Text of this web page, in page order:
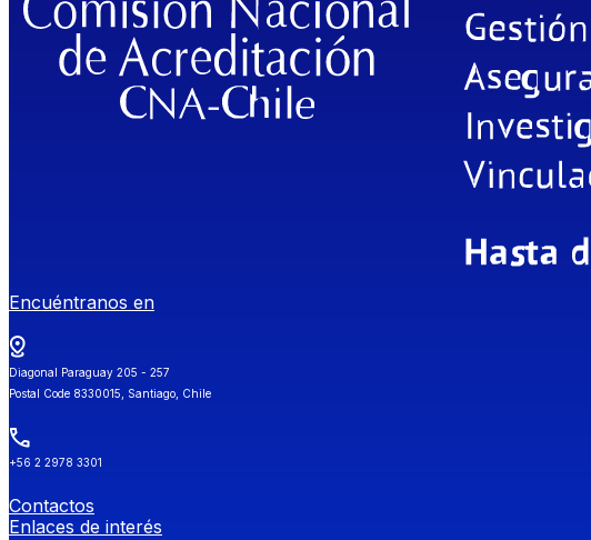
Encuéntranos en
Diagonal Paraguay 205 - 257
Postal Code 8330015, Santiago, Chile
+56 2 2978 3301
Contactos
Enlaces de interés